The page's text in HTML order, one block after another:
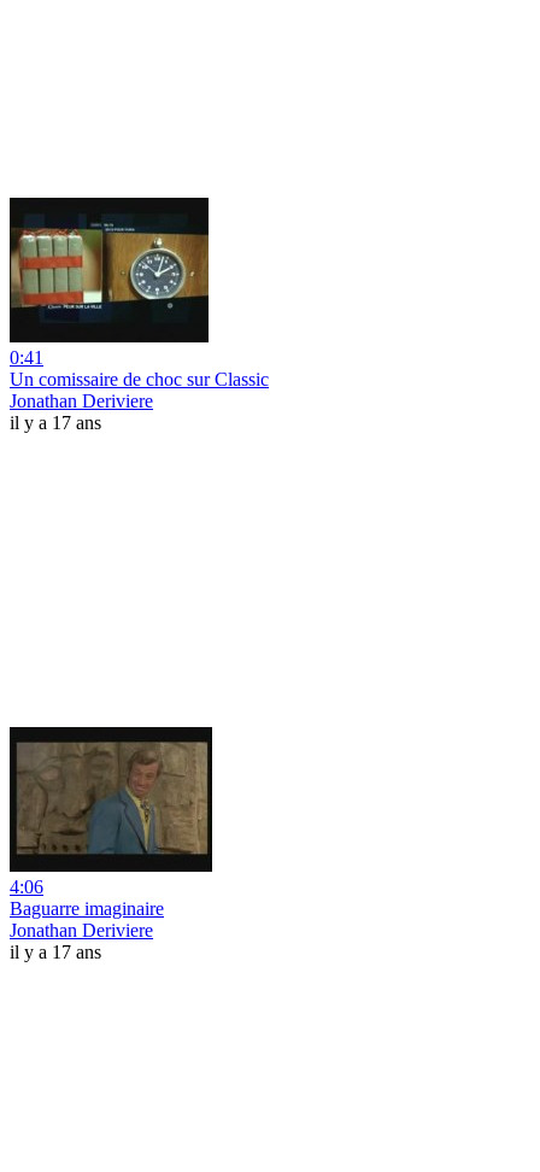
0:41
Un comissaire de choc sur Classic
Jonathan Deriviere
il y a 17 ans
4:06
Baguarre imaginaire
Jonathan Deriviere
il y a 17 ans